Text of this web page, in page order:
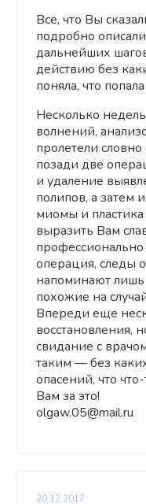
Все, что Вы
подробно
дальнейших
действию без
поняла, что
Несколько
волнений,
пролетели
позади две
и удаление
полипов, а затем
миомы и пластика
выразить Вам
операция, следы
напоминают
похожие на
Впереди еще
восстановления,
свидание с
таким — без
опасений, что
Вам за это!
olgaw.05@mail.ru
20.12.2017